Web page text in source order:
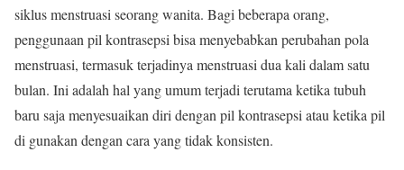
siklus menstruasi seorang wanita. Bagi beberapa orang,
penggunaan pil kontrasepsi bisa menyebabkan perubahan pola
menstruasi, termasuk terjadinya menstruasi dua kali dalam satu
bulan. Ini adalah hal yang umum terjadi terutama ketika tubuh
baru saja menyesuaikan diri dengan pil kontrasepsi atau ketika pil
di gunakan dengan cara yang tidak konsisten.